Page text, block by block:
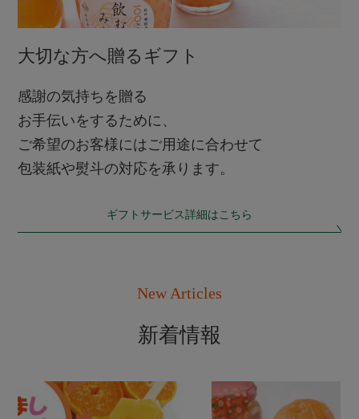
大切な方へ贈るギフト
感謝の気持ちを贈る
お手伝いをするために、
ご希望のお客様にはご用途に合わせて
包装紙や熨斗の対応を承ります。
ギフトサービス詳細はこちら